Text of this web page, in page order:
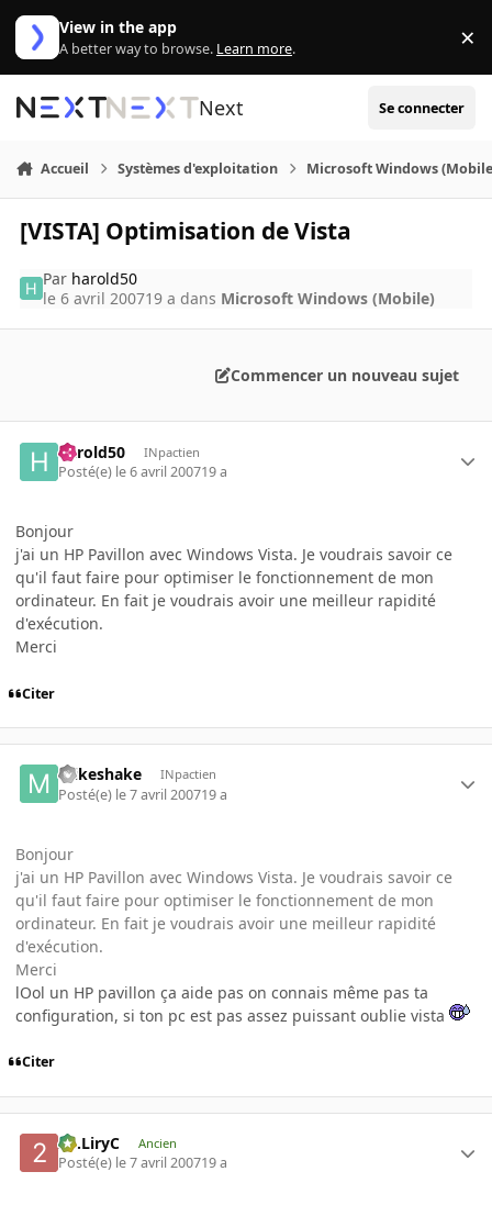
Aller au contenu
View in the app
A better way to browse. Learn more. ×
Next Se connecter
Accueil Systèmes d'exploitation Microsoft Windows
[VISTA] Optimisation de Vista
Par harold50
le 6 avril 200719 a dans Microsoft Windows (Mobile)
Commencer un nouveau sujet
harold50 INpactien
Posté(e) le 6 avril 200719 a
Bonjour
j'ai un HP Pavillon avec Windows Vista. Je voudrais savoir ce
qu'il faut faire pour optimiser le fonctionnement de mon
ordinateur. En fait je voudrais avoir une meilleur rapidité
d'exécution.
Merci
Citer
mikeshake INpactien
Posté(e) le 7 avril 200719 a
Bonjour
j'ai un HP Pavillon avec Windows Vista. Je voudrais savoir ce
qu'il faut faire pour optimiser le fonctionnement de mon
ordinateur. En fait je voudrais avoir une meilleur rapidité
d'exécution.
Merci
lOol un HP pavillon ça aide pas on connais même pas ta
configuration, si ton pc est pas assez puissant oublie vista
Citer
2C.LiryC Ancien
Posté(e) le 7 avril 200719 a